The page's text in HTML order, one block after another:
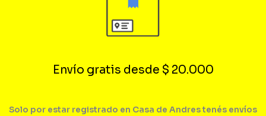
Envío gratis desde $ 20.000
Solo por estar registrado en Casa de Andres tenés envíos